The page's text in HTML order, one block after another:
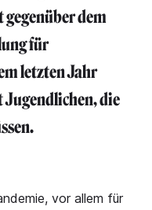
gegenüber dem
für
letzten Jahr
die
vor allem für